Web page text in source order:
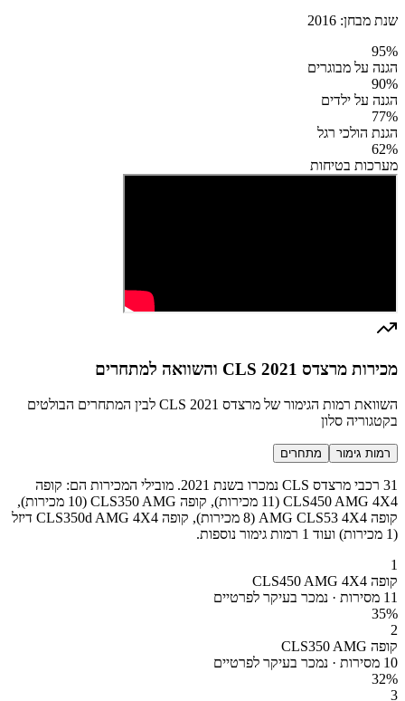
שנת מבחן: 2016
95%
הגנה על מבוגרים
90%
הגנה על ילדים
77%
הגנת הולכי רגל
62%
מערכות בטיחות
מכירות מרצדס CLS 2021 והשוואה למתחרים
השוואת רמות הגימור של מרצדס CLS 2021 לבין המתחרים הבולטים
בקטגוריה סלון
רמות גימור מתחרים
31 רכבי מרצדס CLS נמכרו בשנת 2021. מובילי המכירות הם: קופה
CLS450 AMG 4X4 (11 מכירות), קופה CLS350 AMG (10 מכירות),
קופה AMG CLS53 4X4 (8 מכירות), קופה CLS350d AMG 4X4 דיזל
(1 מכירות) ועוד 1 רמות גימור נוספות.
1
קופה CLS450 AMG 4X4
11 מסירות · נמכר בעיקר לפרטיים
35%
2
קופה CLS350 AMG
10 מסירות · נמכר בעיקר לפרטיים
32%
3